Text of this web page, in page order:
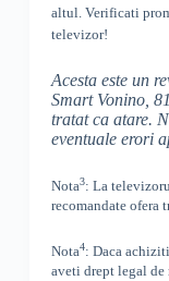
altul. Verificati
televizor!
Acesta este un
Smart Vonino,
tratat ca atare.
eventuale erori
Nota3: La
recomandate ofera
Nota4: Daca
aveti drept legal